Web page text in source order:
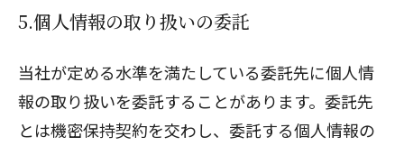
5.個人情報の取り扱いの委託
当社が定める水準を満たしている委託先に個人情
報の取り扱いを委託することがあります。委託先
とは機密保持契約を交わし、委託する個人情報の